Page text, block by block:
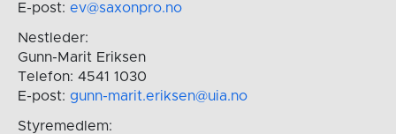
E-post: ev@saxonpro.no
Nestleder:
Gunn-Marit Eriksen
Telefon: 4541 1030
E-post: gunn-marit.eriksen@uia.no
Styremedlem: